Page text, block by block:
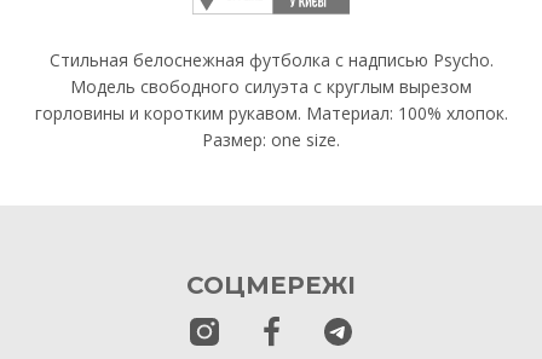
Стильная белоснежная футболка с надписью Psycho.
Модель свободного силуэта с круглым вырезом
горловины и коротким рукавом. Материал: 100% хлопок.
Размер: one size.
СОЦМЕРЕЖІ